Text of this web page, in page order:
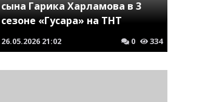
сына Гарика Харламова в 3
сезоне «Гусара» на ТНТ
26.05.2026 21:02 0 334